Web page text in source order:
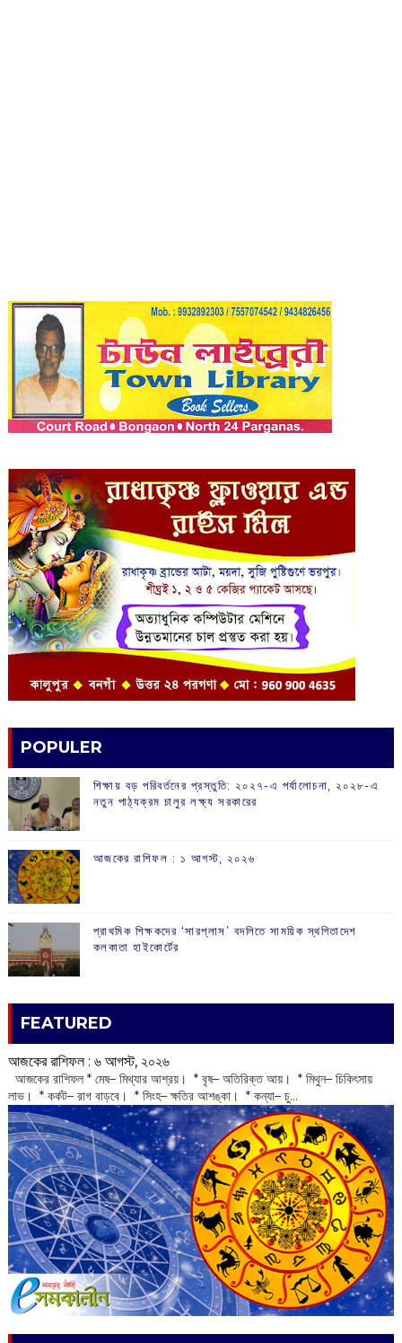
POPULER
শিক্ষায় বড় পরিবর্তনের প্রস্তুতি: ২০২৭-এ পর্যালোচনা, ২০২৮-এ
নতুন পাঠ্যক্রম চালুর লক্ষ্য সরকারের
আজকের রাশিফল :‌ ‌‌১ আগস্ট, ২০২৬
প্রাথমিক শিক্ষকদের ‘সারপ্লাস’ বদলিতে সাময়িক স্থগিতাদেশ
কলকাতা হাইকোর্টের
FEATURED
আজকের রাশিফল :‌ ‌‌৬ আগস্ট, ২০২৬
‌ আজকের রাশিফল * মেষ– মিথ্যার আশ্রয়। * বৃষ– অতিরিক্ত আয়। * মিথুন– চিকিৎসায়
লাভ। * কর্কট– রাগ বাড়বে। * সিংহ– ক্ষতির আশঙ্কা। * কন্যা– চু...